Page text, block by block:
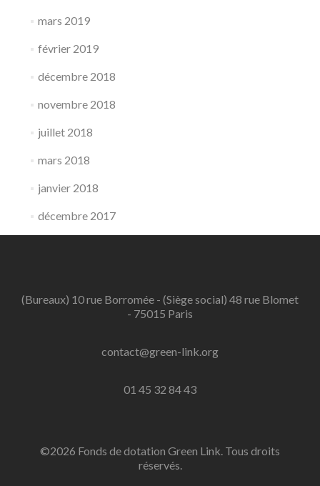
mars 2019
février 2019
décembre 2018
novembre 2018
juillet 2018
mars 2018
janvier 2018
décembre 2017
(Bureaux) 10 rue Borromée - (Siège social) 48 rue Blomet
- 75015 Paris
contact@green-link.org
01 45 32 84 43
©2026 Fonds de dotation Green Link. Tous droits
réservés.